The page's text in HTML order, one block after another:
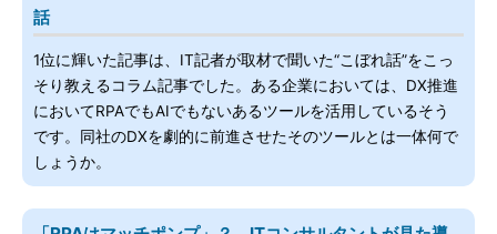
話
1位に輝いた記事は、IT記者が取材で聞いた“こぼれ話”をこっ
そり教えるコラム記事でした。ある企業においては、DX推進
においてRPAでもAIでもないあるツールを活用しているそう
です。同社のDXを劇的に前進させたそのツールとは一体何で
しょうか。